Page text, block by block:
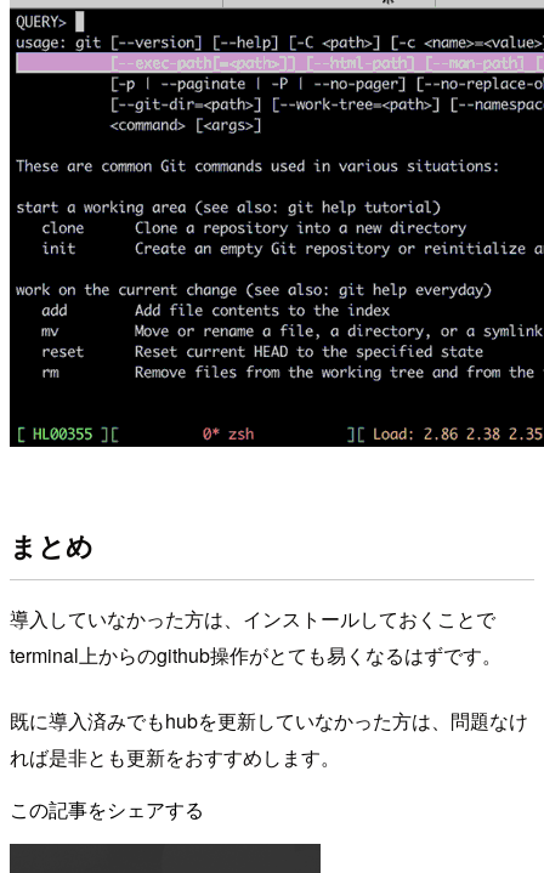
まとめ
導入していなかった方は、インストールしておくことで
terminal上からのgithub操作がとても易くなるはずです。
既に導入済みでもhubを更新していなかった方は、問題なけ
れば是非とも更新をおすすめします。
この記事をシェアする